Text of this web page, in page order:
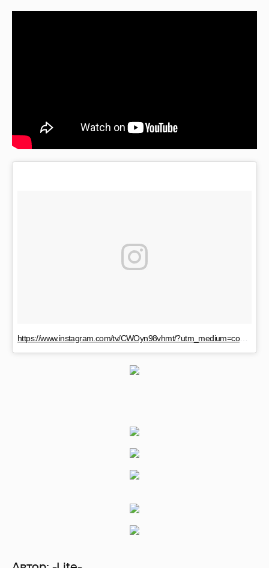
https://www.instagram.com/tv/CWOyn98vhmt/?utm_medium=copy_link